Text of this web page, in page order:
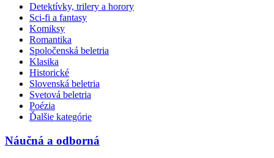
Detektívky, trilery a horory
Sci-fi a fantasy
Komiksy
Romantika
Spoločenská beletria
Klasika
Historické
Slovenská beletria
Svetová beletria
Poézia
Ďalšie kategórie
Náučná a odborná